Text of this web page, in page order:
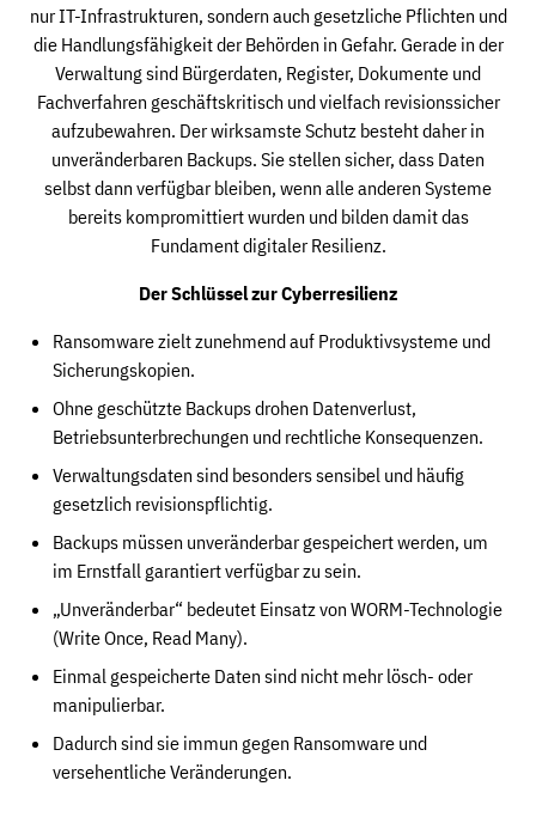
nur IT-Infrastrukturen, sondern auch gesetzliche Pflichten und
die Handlungsfähigkeit der Behörden in Gefahr. Gerade in der
Verwaltung sind Bürgerdaten, Register, Dokumente und
Fachverfahren geschäftskritisch und vielfach revisionssicher
aufzubewahren. Der wirksamste Schutz besteht daher in
unveränderbaren Backups. Sie stellen sicher, dass Daten
selbst dann verfügbar bleiben, wenn alle anderen Systeme
bereits kompromittiert wurden und bilden damit das
Fundament digitaler Resilienz.
Der Schlüssel zur Cyberresilienz
Ransomware zielt zunehmend auf Produktivsysteme und
Sicherungskopien.
Ohne geschützte Backups drohen Datenverlust,
Betriebsunterbrechungen und rechtliche Konsequenzen.
Verwaltungsdaten sind besonders sensibel und häufig
gesetzlich revisionspflichtig.
Backups müssen unveränderbar gespeichert werden, um
im Ernstfall garantiert verfügbar zu sein.
„Unveränderbar“ bedeutet Einsatz von WORM-Technologie
(Write Once, Read Many).
Einmal gespeicherte Daten sind nicht mehr lösch- oder
manipulierbar.
Dadurch sind sie immun gegen Ransomware und
versehentliche Veränderungen.